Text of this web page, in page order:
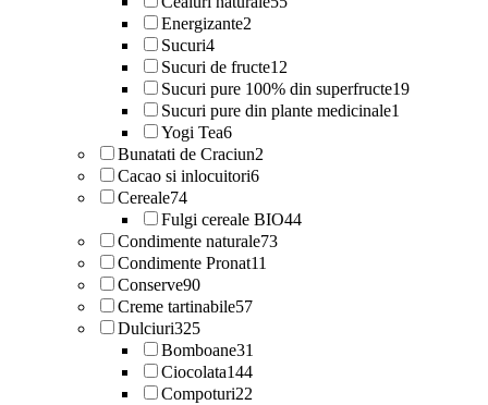
Energizante2
Sucuri4
Sucuri de fructe12
Sucuri pure 100% din superfructe19
Sucuri pure din plante medicinale1
Yogi Tea6
Bunatati de Craciun2
Cacao si inlocuitori6
Cereale74
Fulgi cereale BIO44
Condimente naturale73
Condimente Pronat11
Conserve90
Creme tartinabile57
Dulciuri325
Bomboane31
Ciocolata144
Compoturi22